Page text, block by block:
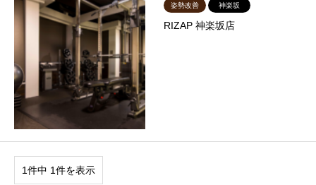
姿勢改善 神楽坂
RIZAP 神楽坂店
1件中 1件を表示